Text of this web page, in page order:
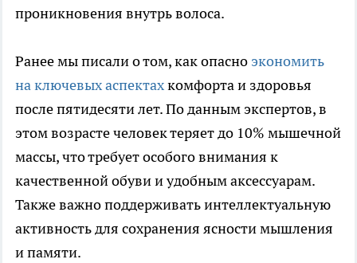
проникновения внутрь волоса.
Ранее мы писали о том, как опасно экономить
на ключевых аспектахкомфорта и здоровья
после пятидесяти лет. По данным экспертов, в
этом возрасте человек теряет до 10% мышечной
массы, что требует особого внимания к
качественной обуви и удобным аксессуарам.
Также важно поддерживать интеллектуальную
активность для сохранения ясности мышления
и памяти.